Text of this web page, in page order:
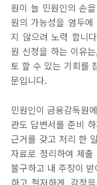
원이 늘 민원인의 손
원의 가능성을 염두
지 않으려 노력 합니
원 신청을 하는 이유
토 할 수 있는 기회를
문입니다.
민원인이 금융감독원
관도 답변서를 준비
근거를 갖고 처리 한
자료로 정리하여 제
불구하고 내 주장이
하고 철저하게, 감정